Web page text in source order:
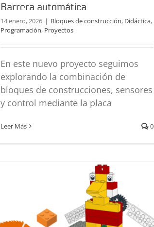
Barrera automática
14 enero, 2026 | Bloques de construcción, Didáctica,
Programación, Proyectos
En este nuevo proyecto seguimos
explorando la combinación de
bloques de construcciones, sensores
y control mediante la placa
Leer Más 0
Construye un gallo que canta al